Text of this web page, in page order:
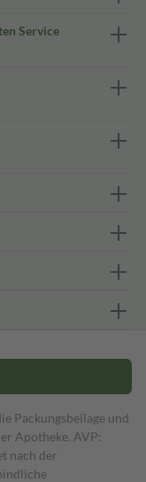
Service
Packungsbeilage und
Apotheke. AVP:
nach der